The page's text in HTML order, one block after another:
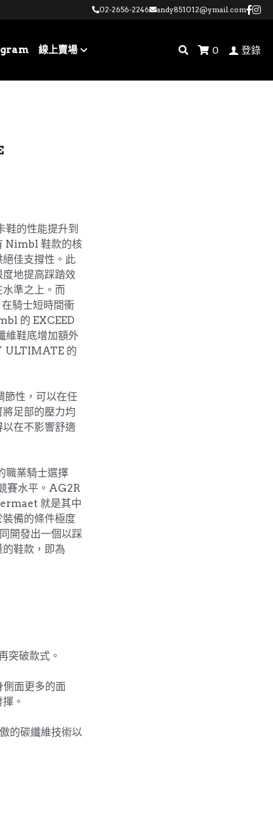
02-2656-2246 andy851012@ymail.com
02-2656-2246 andy851012@ymail.com
線上賣場 0 登錄
的性能提升到
Nimbl 鞋款的核
佳支撐性。此
地提高踩踏效
準之上。而
騎士短時間衝
的 EXCEED
鞋底增加額外
ULTIMATE 的
性，可以在任
足部的壓力均
在不影響舒適
職業騎士選擇
賽水平。AG2R
就是其中
備的條件極度
開發出一個以踩
鞋款，即為
突破款式。
側面更多的面
。
的碳纖維技術以